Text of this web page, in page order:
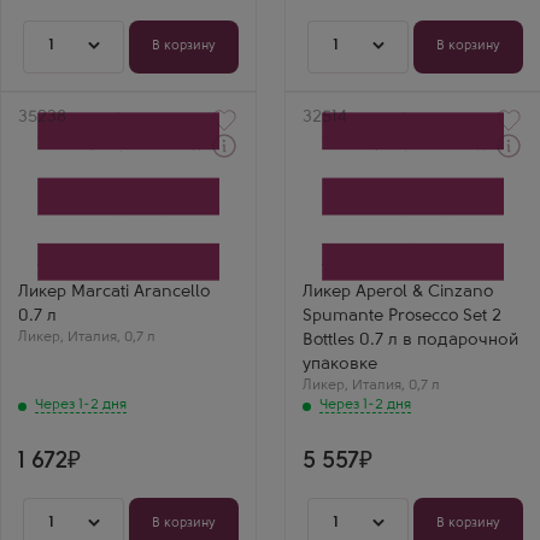
1 В корзину 1 В корзину
Артикул
35238
Ликер Marcati Arancello
0.7 л
Ликер, Италия, 0,7 л
Через 1-2 дня
Производитель
1 672
1 В корзину
Артикул
32514
Ликер Aperol & Cinzano
Spumante Prosecco Set 2
Bottles 0.7 л в подарочной
упаковке
Ликер, Италия, 0,7 л
Через 1-2 дня
Спуманте Просекко в
Бренд
Aperol
5 557
1 В корзину